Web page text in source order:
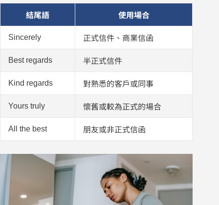
結尾語 使用場合
Sincerely 正式信件、商業信函
Best regards 半正式信件
Kind regards 對熟悉的客戶或同事
Yours truly 懷舊或較為正式的場合
All the best 朋友或非正式信函